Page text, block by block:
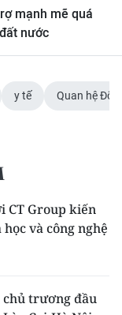
mạnh mẽ quá
nước
y tế Quan hệ Đối
CT Group kiến
và công nghệ
trương đầu